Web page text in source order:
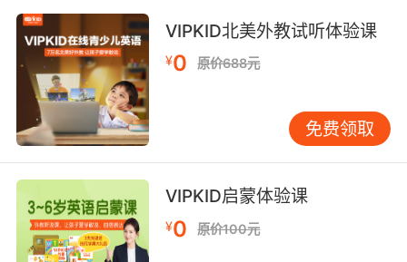
子的口语和发音都会有所提升。
3、给孩子找一名优秀的外教老师
孩子们在学习的道路上，老师一直都是重要的领
路人，因此想要孩子们的英语成绩能更好，一名
优秀的外教老师是必不可少的。除此之外好的英
音也会有很大的提升。
4、孩子不要害怕出错
VIPKID北美外教试听体验课
¥0 原价688元
免费领取
VIPKID启蒙体验课
¥0 原价100元